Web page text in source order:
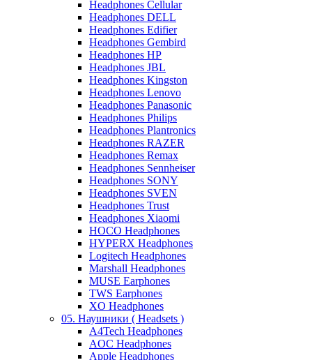
Headphones Cellular
Headphones DELL
Headphones Edifier
Headphones Gembird
Headphones HP
Headphones JBL
Headphones Kingston
Headphones Lenovo
Headphones Panasonic
Headphones Philips
Headphones Plantronics
Headphones RAZER
Headphones Remax
Headphones Sennheiser
Headphones SONY
Headphones SVEN
Headphones Trust
Headphones Xiaomi
HOCO Headphones
HYPERX Headphones
Logitech Headphones
Marshall Headphones
MUSE Earphones
TWS Earphones
XO Headphones
05. Наушники ( Headsets )
A4Tech Headphones
AOC Headphones
Apple Headphones